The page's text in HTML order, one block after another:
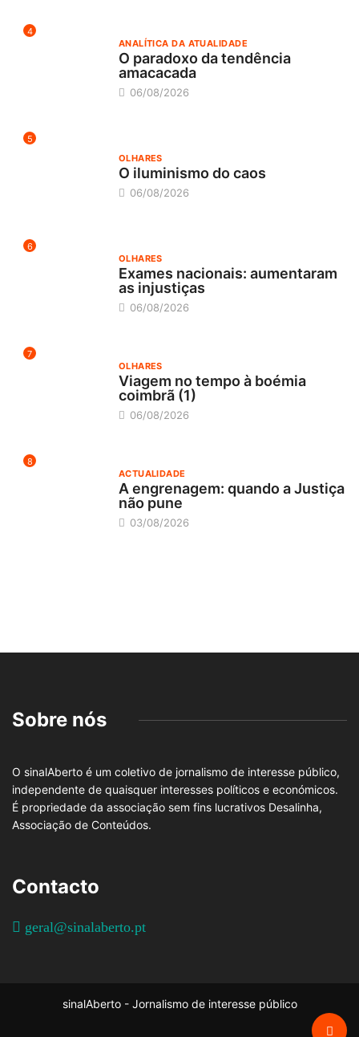
4
ANALÍTICA DA ATUALIDADE
O paradoxo da tendência
amacacada
06/08/2026
5
OLHARES
O iluminismo do caos
06/08/2026
6
OLHARES
Exames nacionais: aumentaram
as injustiças
06/08/2026
7
OLHARES
Viagem no tempo à boémia
coimbrã (1)
06/08/2026
8
ACTUALIDADE
A engrenagem: quando a Justiça
não pune
03/08/2026
Sobre nós
O sinalAberto é um coletivo de jornalismo de interesse público,
independente de quaisquer interesses políticos e económicos.
É propriedade da associação sem fins lucrativos Desalinha,
Associação de Conteúdos.
Contacto
geral@sinalaberto.pt
sinalAberto - Jornalismo de interesse público